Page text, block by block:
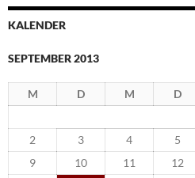
KALENDER
SEPTEMBER 2013
M D M D
2
3 4 5
9
10 11 12